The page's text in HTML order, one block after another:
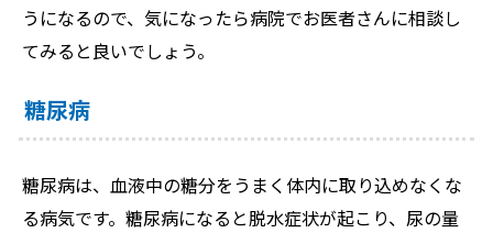
うになるので、気になったら病院でお医者さんに相談し
てみると良いでしょう。
糖尿病
糖尿病は、血液中の糖分をうまく体内に取り込めなくな
る病気です。糖尿病になると脱水症状が起こり、尿の量